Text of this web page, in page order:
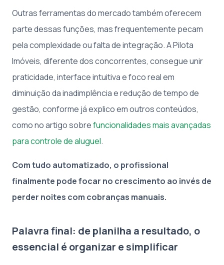
Outras ferramentas do mercado também oferecem
parte dessas funções, mas frequentemente pecam
pela complexidade ou falta de integração. A Pilota
Imóveis, diferente dos concorrentes, consegue unir
praticidade, interface intuitiva e foco real em
diminuição da inadimplência e redução de tempo de
gestão, conforme já explico em outros conteúdos,
como no artigo sobrefuncionalidades mais avançadas
para controle de aluguel.
Com tudo automatizado, o profissional
finalmente pode focar no crescimento ao invés de
perder noites com cobranças manuais.
Palavra final: de planilha a resultado, o
essencial é organizar e simplificar